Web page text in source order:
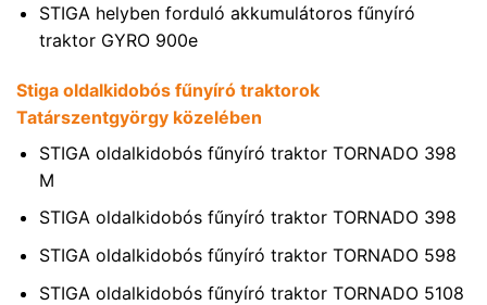
STIGA helyben forduló akkumulátoros fűnyíró
traktor GYRO 900e
Stiga oldalkidobós fűnyíró traktorok
Tatárszentgyörgy közelében
STIGA oldalkidobós fűnyíró traktor TORNADO 398
M
STIGA oldalkidobós fűnyíró traktor TORNADO 398
STIGA oldalkidobós fűnyíró traktor TORNADO 598
STIGA oldalkidobós fűnyíró traktor TORNADO 5108